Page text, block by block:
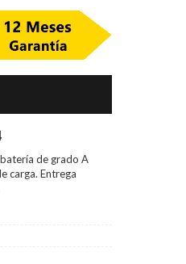
de grado A
carga. Entrega